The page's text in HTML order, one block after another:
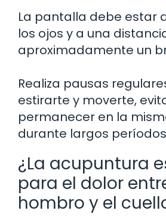
La pantalla debe estar
los ojos y a una
aproximadamente un
Realiza pausas
estirarte y moverte,
permanecer en la
durante largos
¿La acupuntura
para el dolor
hombro y el